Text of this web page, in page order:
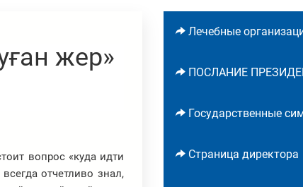
жер»
вопрос «куда идти
отчетливо знал,
Лечебные
ПОСЛАНИЕ
Государственные
Страница директора